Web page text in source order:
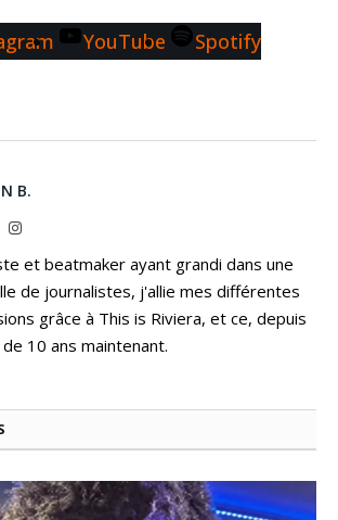
YouTube Spotify
B.
Instagram
et beatmaker ayant grandi dans une
de journalistes, j'allie mes différentes
grâce à This is Riviera, et ce, depuis
10 ans maintenant.